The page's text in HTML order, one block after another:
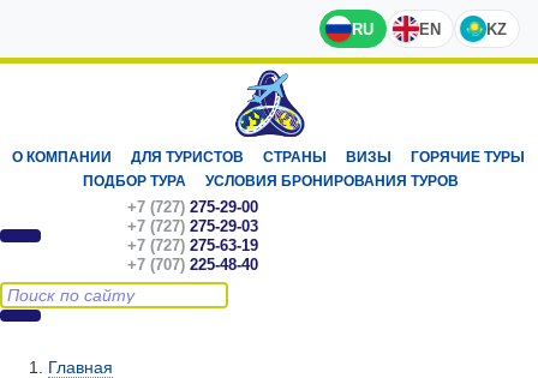
RU EN KZ
О КОМПАНИИ ДЛЯ ТУРИСТОВ СТРАНЫ ВИЗЫ
ГОРЯЧИЕ ТУРЫ
ПОДБОР ТУРА
УСЛОВИЯ БРОНИРОВАНИЯ ТУРОВ
+7 (727) 275-29-00
+7 (727) 275-29-03
+7 (727) 275-63-19
+7 (707) 225-48-40
Главная